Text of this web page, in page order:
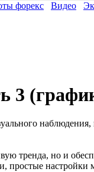
форекс Видео
3
наблюдения,
тренда, но и
простые